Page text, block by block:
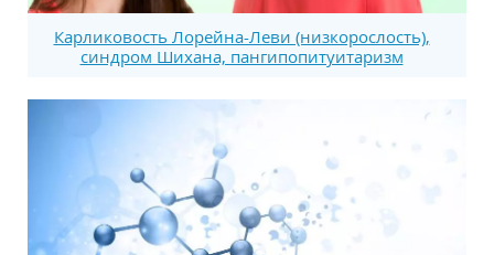
Карликовость Лорейна-Леви (низкорослость),
синдром Шихана, пангипопитуитаризм